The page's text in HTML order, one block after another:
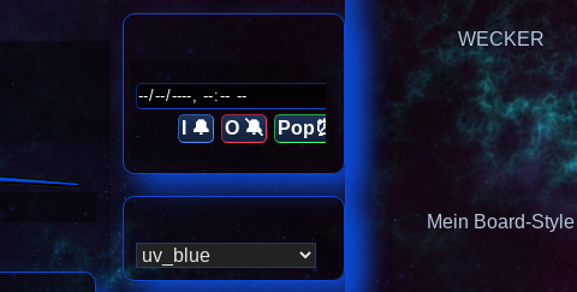
WECKER
I 🔔 O 🔕 Pop⏰
Mein Board-Style